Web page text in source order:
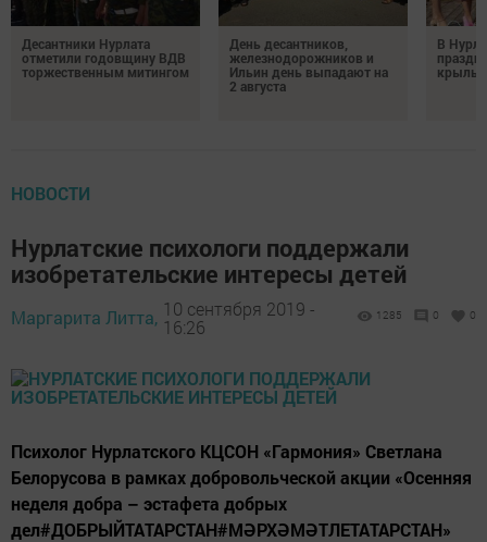
Десантники Нурлата
отметили годовщину ВДВ
торжественным митингом
День десантников,
железнодорожников и
Ильин день выпадают на
2 августа
В
НОВОСТИ
Нурлатские психологи поддержали
изобретательские интересы детей
Маргарита Литта, 10 сентября 2019 -
16:26
1285 0 0
Психолог Нурлатского КЦСОН «Гармония» Светлана
Белорусова в рамках добровольческой акции «Осенняя
неделя добра – эстафета добрых
дел#ДОБРЫЙТАТАРСТАН#МӘРХӘМӘТЛЕТАТАРСТАН»